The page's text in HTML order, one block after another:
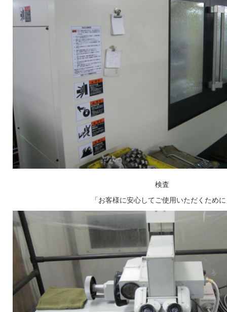
検査
「お客様に安心してご使用いただくため